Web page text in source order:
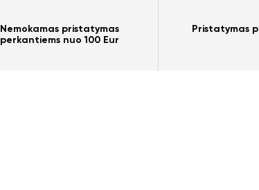
Nemokamas pristatymas
perkantiems nuo 100 Eur
Pristatymas